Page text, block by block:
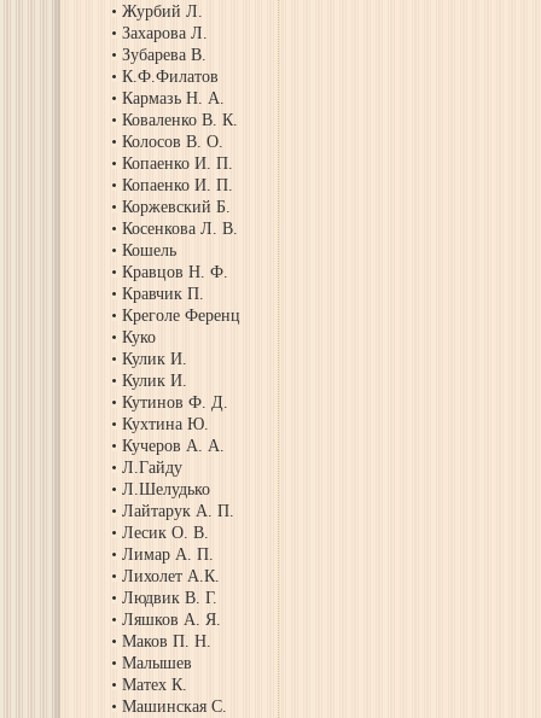
Журбий Л.
Захарова Л.
Зубарева В.
К.Ф.Филатов
Кармазь Н. А.
Коваленко В. К.
Колосов В. О.
Копаенко И. П.
Копаенко И. П.
Коржевский Б.
Косенкова Л. В.
Кошель
Кравцов Н. Ф.
Кравчик П.
Креголе Ференц
Куко
Кулик И.
Кулик И.
Кутинов Ф. Д.
Кухтина Ю.
Кучеров А. А.
Л.Гайду
Л.Шелудько
Лайтарук А. П.
Лесик О. В.
Лимар А. П.
Лихолет А.К.
Людвик В. Г.
Ляшков А. Я.
Маков П. Н.
Малышев
Матех К.
Машинская С.